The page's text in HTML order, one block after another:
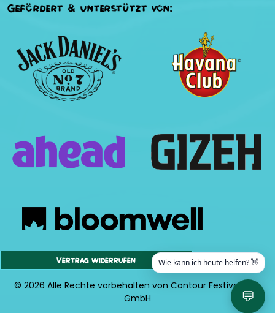
Gefördert & unterstützt von:
Vertrag widerrufen
© 2026 Alle Rechte vorbehalten von Contour Festival Org.
GmbH
💬
Wie kann ich heute helfen? 👋